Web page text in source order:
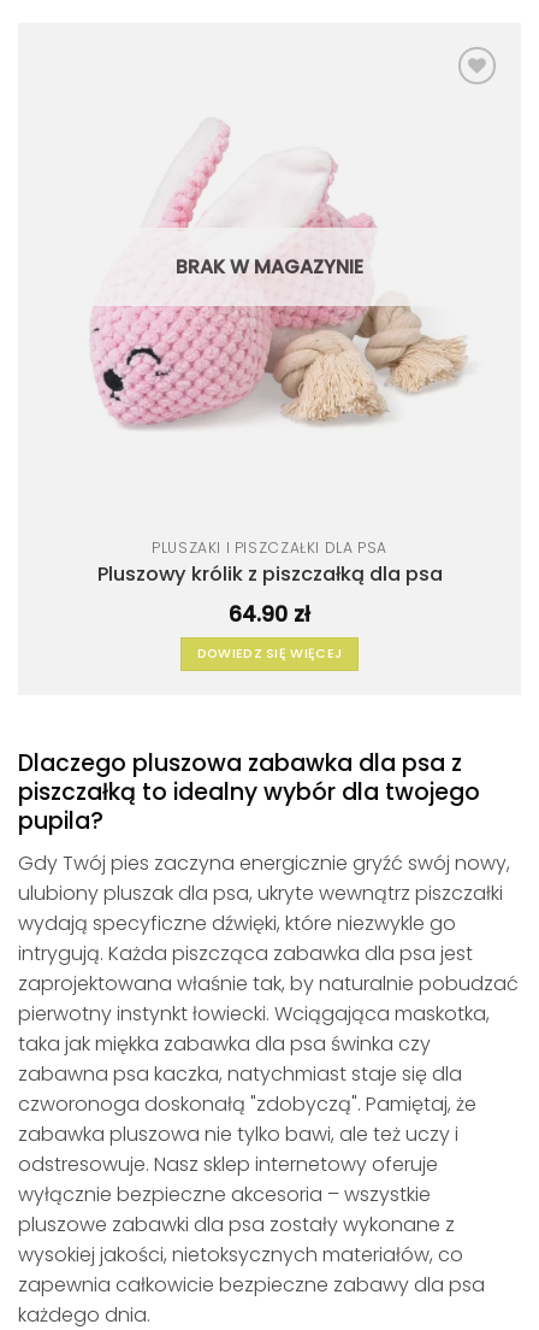
BRAK W MAGAZYNIE
PLUSZAKI I PISZCZAŁKI DLA PSA
Pluszowy królik z piszczałką dla psa
64.90 zł
DOWIEDZ SIĘ WIĘCEJ
Dlaczego pluszowa zabawka dla psa z
piszczałką to idealny wybór dla twojego
pupila?
Gdy Twój pies zaczyna energicznie gryźć swój nowy,
ulubiony pluszak dla psa, ukryte wewnątrz piszczałki
wydają specyficzne dźwięki, które niezwykle go
intrygują. Każda piszcząca zabawka dla psa jest
zaprojektowana właśnie tak, by naturalnie pobudzać
pierwotny instynkt łowiecki. Wciągająca maskotka,
taka jak miękka zabawka dla psa świnka czy
zabawna psa kaczka, natychmiast staje się dla
czworonoga doskonałą "zdobyczą". Pamiętaj, że
zabawka pluszowa nie tylko bawi, ale też uczy i
odstresowuje. Nasz sklep internetowy oferuje
wyłącznie bezpieczne akcesoria – wszystkie
pluszowe zabawki dla psa zostały wykonane z
wysokiej jakości, nietoksycznych materiałów, co
zapewnia całkowicie bezpieczne zabawy dla psa
każdego dnia.